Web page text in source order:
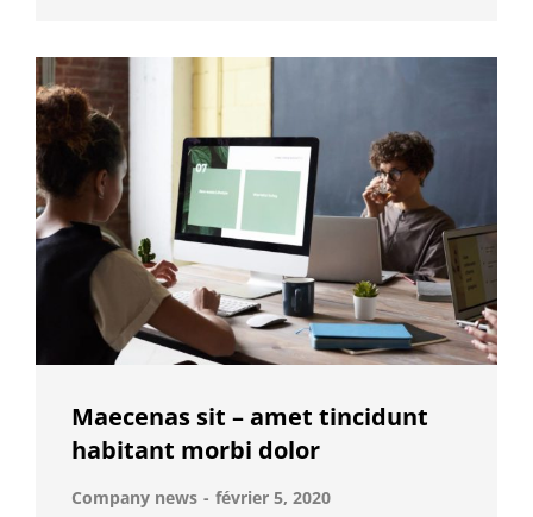
Maecenas sit – amet tincidunt
habitant morbi dolor
Company news février 5, 2020